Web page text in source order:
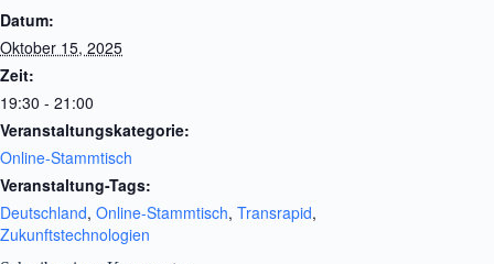
Datum:
Oktober 15, 2025
Zeit:
19:30 - 21:00
Veranstaltungskategorie:
Online-Stammtisch
Veranstaltung-Tags:
Deutschland, Online-Stammtisch, Transrapid,
Zukunftstechnologien